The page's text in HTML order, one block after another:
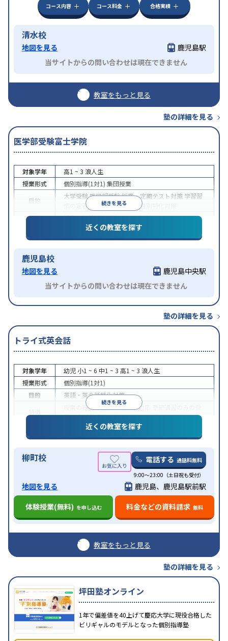
コース内容 コース料金 合格実績
清水校
地図を見る
鹿児島駅
当サイトからの問い合わせは現在できません
教室をもっと見る
塾の詳細を見る
医学部受験富士学院
続きを見る
対象学年 高1 ~ 3 浪人生
授業形式
個別指導(1対1) 集団授業
目的
大学受験医学部受験授業・定期テスト対策 学習習
慣の定着
学校別特化対策
科目別特化対策
特徴
授業の振替可能1科目から受講可能
近くの教室を探す
鹿児島校
地図を見る
鹿児島中央駅
当サイトからの問い合わせは現在できません
塾の詳細を見る
トライ式英会話
続きを見る
対象学年 幼児 小1 ~ 6 中1 ~ 3 高1 ~ 3 浪人生
授業形式
個別指導(1対1)
目的
英語・英会話特化対策
授業の振替可能オンライン対応
講可発達障害の子どもに対応自習室あり
近くの教室を探す
柳町校 電話する 通話料無料
9:00～23:00（土日祝も受付）
地図を見る
鹿児島、鹿児島駅前駅
体験授業(無料) を申し込む 料金などの資料請求 無料
教室をもっと見る
塾の詳細を見る
坪田塾オンライン
1年で偏差値を40上げて慶応大学に現役合格した
ビリギャルのモデルとなった個別指導塾